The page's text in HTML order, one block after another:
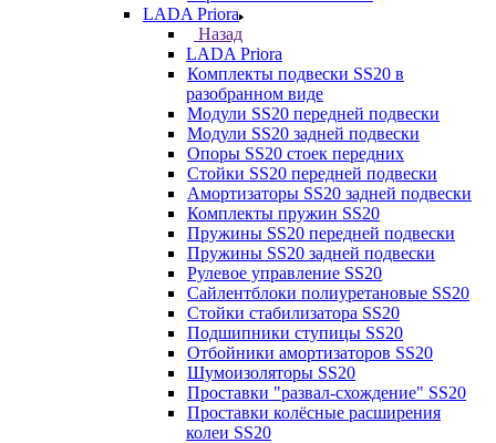
LADA Priora
Назад
LADA Priora
Комплекты подвески SS20 в
разобранном виде
Модули SS20 передней подвески
Модули SS20 задней подвески
Опоры SS20 стоек передних
Стойки SS20 передней подвески
Амортизаторы SS20 задней подвески
Комплекты пружин SS20
Пружины SS20 передней подвески
Пружины SS20 задней подвески
Рулевое управление SS20
Сайлентблоки полиуретановые SS20
Стойки стабилизатора SS20
Подшипники ступицы SS20
Отбойники амортизаторов SS20
Шумоизоляторы SS20
Проставки "развал-схождение" SS20
Проставки колёсные расширения
колеи SS20